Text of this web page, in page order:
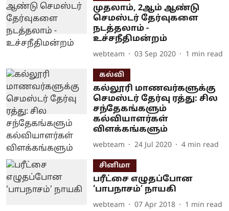
முதலாம், 2ஆம் ஆண்டு
செமஸ்டர் தேர்வுகளை
நடத்தலாம் -
உச்சநீதிமன்றம்
webteam 03 Sep 2020 1 min read
கல்வி
கல்லூரி மாணவர்களுக்கு
செமஸ்டர் தேர்வு ரத்து: சில
சந்தேகங்களும்
கல்வியாளர்கள்
விளக்கங்களும்
webteam 24 Jul 2020 4 min read
சினிமா
பரீட்சை எழுதப்போன
‘பாபநாசம்’ நாயகி
webteam 07 Apr 2018 1 min read